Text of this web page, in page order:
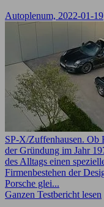
Autoplenum, 2022-01-19
SP-X/Zuffenhausen. Ob
der Gründung im Jahr
des Alltags einen
Firmenbestehen der
Porsche glei...
Ganzen Testbericht lesen